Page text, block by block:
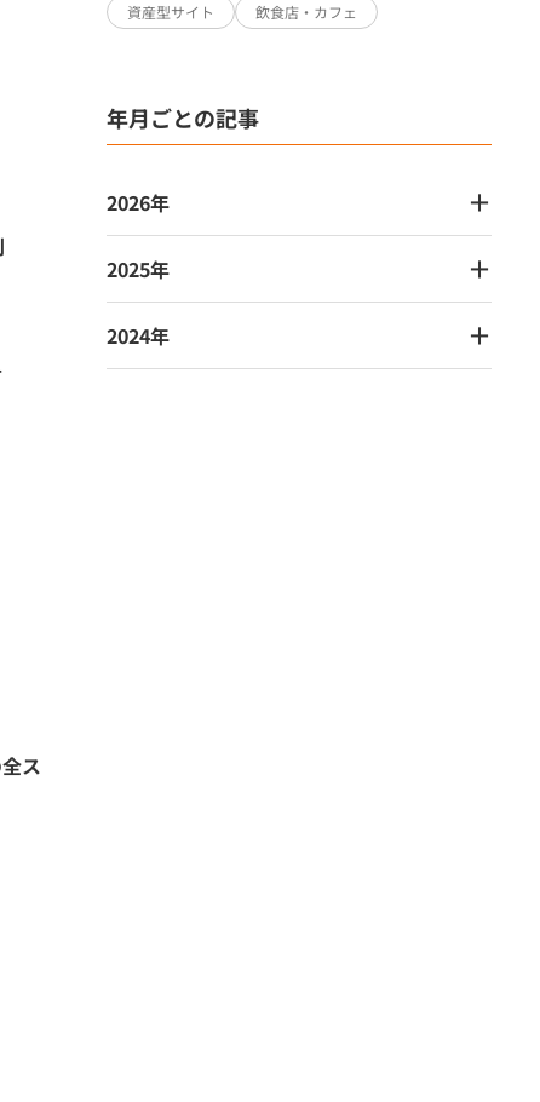
ス
資産型サイト
飲食店・カフェ
年月ごとの記事
2026年 ＋
6月 (9)
5月 (13)
4月 (19)
2025年 ＋
2024年 ＋